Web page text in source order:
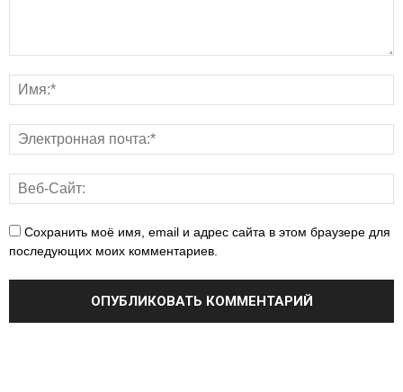
Сохранить моё имя, email и адрес сайта в этом браузере для
последующих моих комментариев.